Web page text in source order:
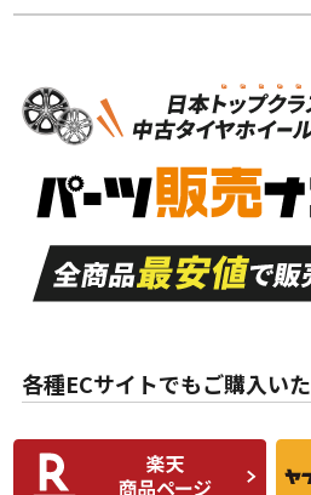
S
品）
S
A
走行距離も少なく、
目立つ傷もほとんど
ない中古品
な中古品
C
比較的きれいな中古
品
ホイールのみ
各種ECサイトでもご購入い